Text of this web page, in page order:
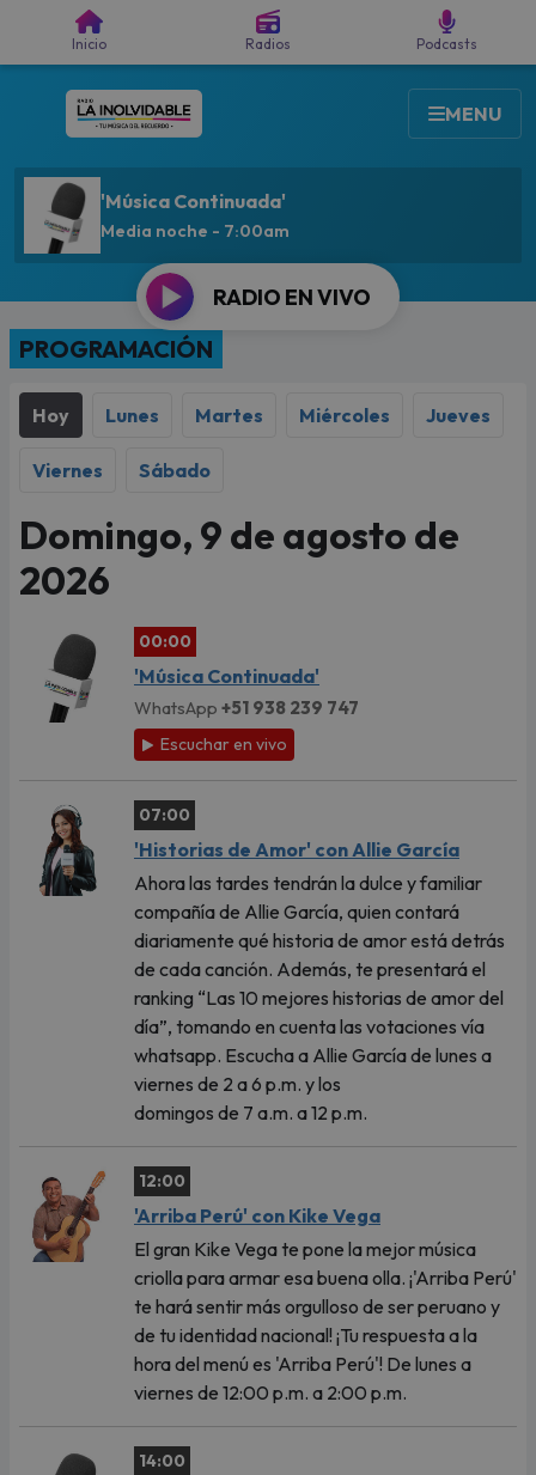
Inicio Radios Podcasts
MENU
On Air Now
'Música Continuada'
Media noche - 7:00am
RADIO EN VIVO
PROGRAMACIÓN
Hoy Lunes Martes Miércoles Jueves
Viernes Sábado
Domingo, 9 de agosto de
2026
00:00
'Música Continuada'
WhatsApp +51 938 239 747
Escuchar en vivo
07:00
'Historias de Amor' con Allie García
Ahora las tardes tendrán la dulce y familiar
compañía de Allie García, quien contará
diariamente qué historia de amor está detrás
de cada canción. Además, te presentará el
ranking “Las 10 mejores historias de amor del
día”, tomando en cuenta las votaciones vía
whatsapp. Escucha a Allie García de lunes a
viernes de 2 a 6 p.m. y los
domingos de 7 a.m. a 12 p.m.
12:00
'Arriba Perú' con Kike Vega
El gran Kike Vega te pone la mejor música
criolla para armar esa buena olla. ¡'Arriba Perú'
te hará sentir más orgulloso de ser peruano y
de tu identidad nacional! ¡Tu respuesta a la
hora del menú es 'Arriba Perú'! De lunes a
viernes de 12:00 p.m. a 2:00 p.m.
14:00